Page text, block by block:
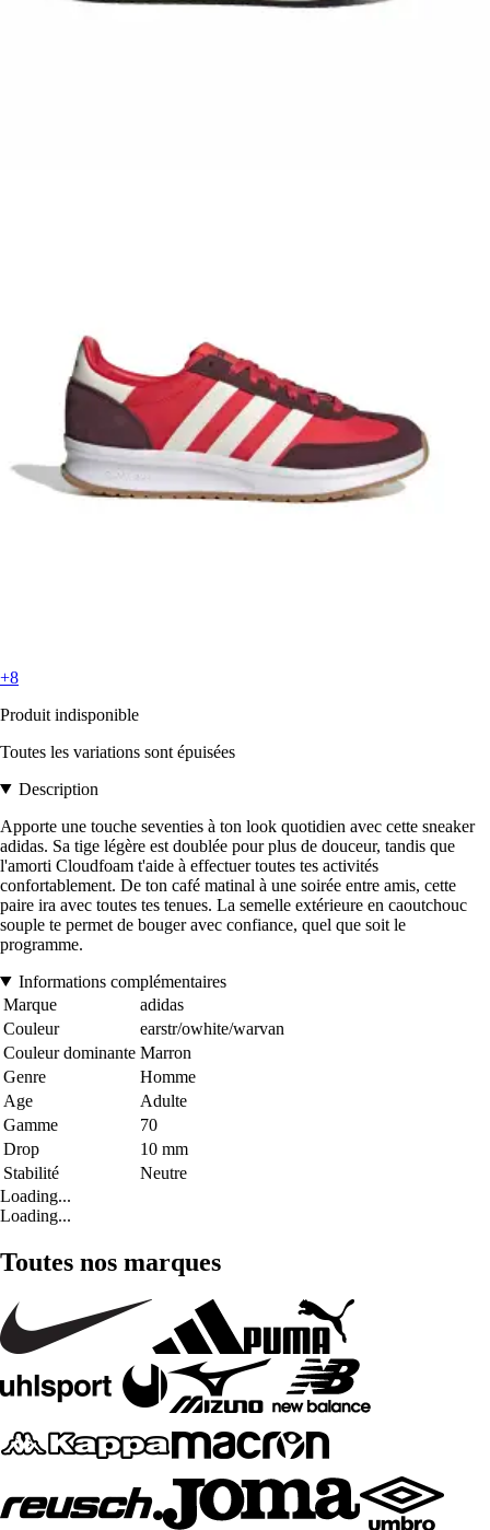
+8
Produit indisponible
Toutes les variations sont épuisées
Description
Apporte une touche seventies à ton look quotidien avec cette sneaker
adidas. Sa tige légère est doublée pour plus de douceur, tandis que
l'amorti Cloudfoam t'aide à effectuer toutes tes activités
confortablement. De ton café matinal à une soirée entre amis, cette
paire ira avec toutes tes tenues. La semelle extérieure en caoutchouc
souple te permet de bouger avec confiance, quel que soit le
programme.
Informations complémentaires
Marque
adidas
Couleur
earstr/owhite/warvan
Couleur dominante Marron
Genre
Homme
Age
Adulte
Gamme
70
Drop
10 mm
Stabilité
Neutre
Loading...
Loading...
Toutes nos marques